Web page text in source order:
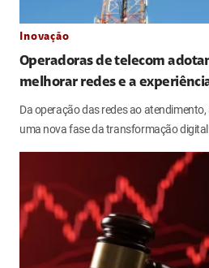
Inovação
Operadoras de telecom
melhorar redes e a
Da operação das redes ao
uma nova fase da transformação